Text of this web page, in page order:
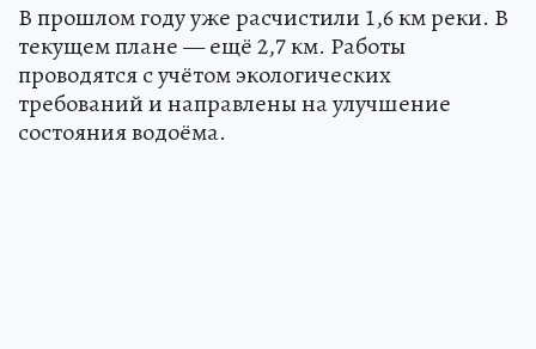
В прошлом году уже расчистили 1,6 км реки. В
текущем плане — ещё 2,7 км. Работы
проводятся с учётом экологических
требований и направлены на улучшение
состояния водоёма.